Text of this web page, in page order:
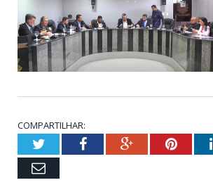
COMPARTILHAR:
TwitterFacebookGoogle+
Email